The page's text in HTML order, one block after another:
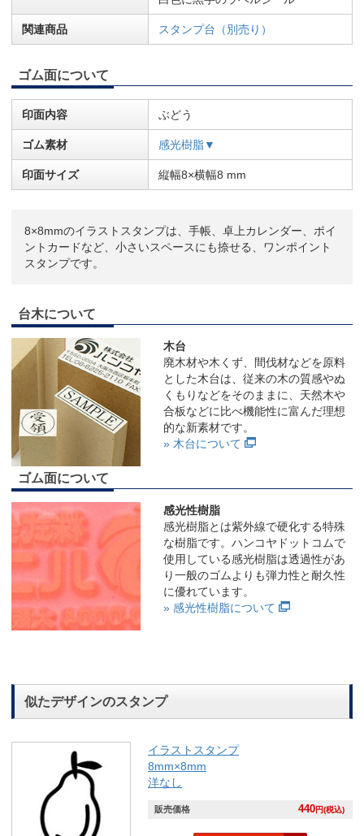
関連商品 スタンプ台（別売り）
ゴム面について
印面内容 ぶどう
ゴム素材 感光樹脂▼
印面サイズ 縦幅8×横幅8 mm
8×8mmのイラストスタンプは、手帳、卓上カレンダー、ポイ
ントカードなど、小さいスペースにも捺せる、ワンポイント
スタンプです。
台木について
木台
廃木材や木くず、間伐材などを原料
とした木台は、従来の木の質感やぬ
くもりなどをそのままに、天然木や
合板などに比べ機能性に富んだ理想
的な新素材です。
» 木台について
ゴム面について
感光性樹脂
感光樹脂とは紫外線で硬化する特殊
な樹脂です。ハンコヤドットコムで
使用している感光樹脂は透過性があ
り一般のゴムよりも弾力性と耐久性
に優れています。
» 感光性樹脂について
似たデザインのスタンプ
イラストスタンプ
8mm×8mm
洋なし
販売価格 440円(税込)